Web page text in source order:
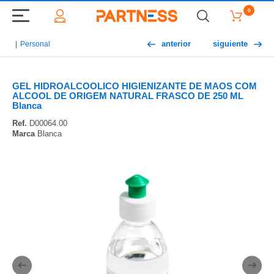
0
Personal anterior siguiente
GEL HIDROALCOOLICO HIGIENIZANTE DE MAOS COM
ALCOOL DE ORIGEM NATURAL FRASCO DE 250 ML
Blanca
Ref. D00064.00
MarcaBlanca